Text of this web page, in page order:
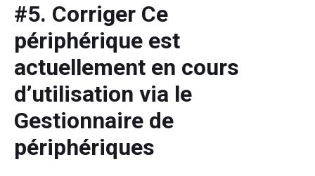
#5. Corriger Ce
périphérique est
actuellement en cours
d’utilisation via le
Gestionnaire de
périphériques